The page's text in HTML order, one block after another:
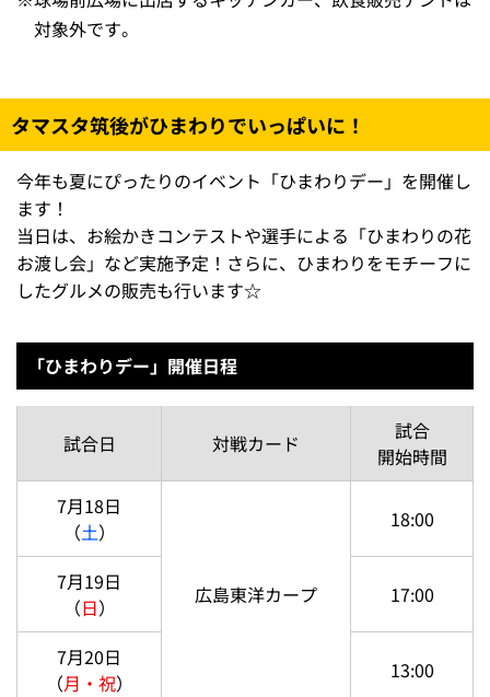
対象外です。
タマスタ筑後がひまわりでいっぱいに！
今年も夏にぴったりのイベント「ひまわりデー」を開催し
ます！
当日は、お絵かきコンテストや選手による「ひまわりの花
お渡し会」など実施予定！さらに、ひまわりをモチーフに
したグルメの販売も行います☆
「ひまわりデー」開催日程
試合日 対戦カード
試合
開始時間
7月18日
（土）
広島東洋カープ
18:00
7月19日
（日） 17:00
7月20日
（月・祝） 13:00